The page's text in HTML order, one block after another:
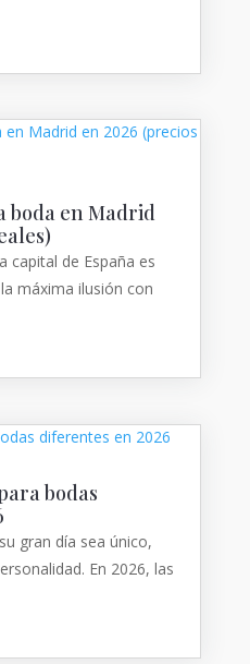
boda en Madrid
capital de España es
máxima ilusión con
bodas
gran día sea único,
En 2026, las